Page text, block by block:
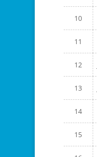
10
11
12
13
14
15